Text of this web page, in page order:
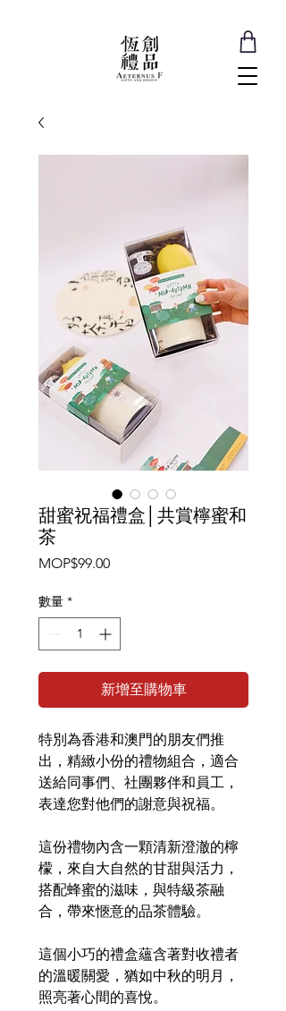
甜蜜祝福禮盒│共賞檸蜜和
茶
MOP$99.00價
數量 *
新增至購物車
特別為香港和澳門的朋友們推
出，精緻小份的禮物組合，適合
送給同事們、社團夥伴和員工，
表達您對他們的謝意與祝福。
這份禮物內含一顆清新澄澈的檸
檬，來自大自然的甘甜與活力，
搭配蜂蜜的滋味，與特級茶融
合，帶來愜意的品茶體驗。
這個小巧的禮盒蘊含著對收禮者
的溫暖關愛，猶如中秋的明月，
照亮著心間的喜悅。